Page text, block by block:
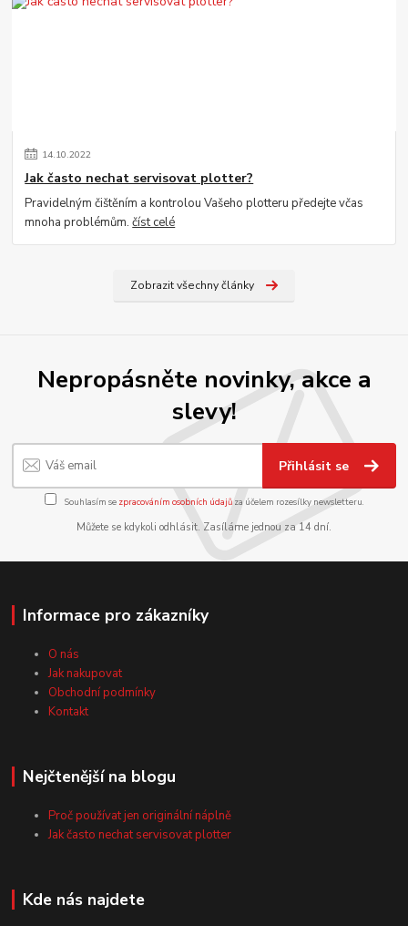
14.10.2022
Jak často nechat servisovat plotter?
Pravidelným čištěním a kontrolou Vašeho plotteru předejte včas
mnoha problémům.číst celé
Zobrazit všechny články
Nepropásněte novinky, akce a
slevy!
Přihlásit se
Souhlasím se zpracováním osobních údajůza účelem rozesílky newsletteru.
Můžete se kdykoli odhlásit. Zasíláme jednou za 14 dní.
Informace pro zákazníky
O nás
Jak nakupovat
Obchodní podmínky
Kontakt
Nejčtenější na blogu
Proč používat jen originální náplně
Jak často nechat servisovat plotter
Kde nás najdete